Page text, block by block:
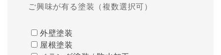
ご興味が有る塗装（複数選択可）
外壁塗装
屋根塗装